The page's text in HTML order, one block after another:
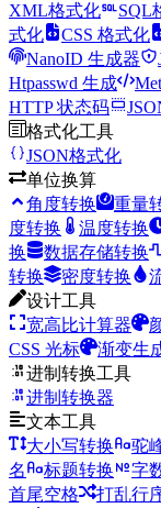
XML格式化
SQL
式化
CSS 格式化
NanoID 生成器
Htpasswd 生成
HTTP 状态码
格式化工具
JSON格式化
单位换算
角度转换
重量
度转换
温度转换
换
数据存储转换
转换
密度转换
设计工具
宽高比计算器
CSS 光标
渐变生
进制转换工具
进制转换器
文本工具
大小写转换
驼
名
标题转换 字
首尾空格
打乱行